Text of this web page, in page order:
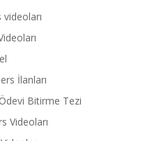
İlanları
Bitirme Tezi
Videoları